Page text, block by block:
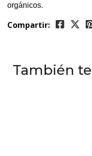
orgánicos.
Compartir:
También